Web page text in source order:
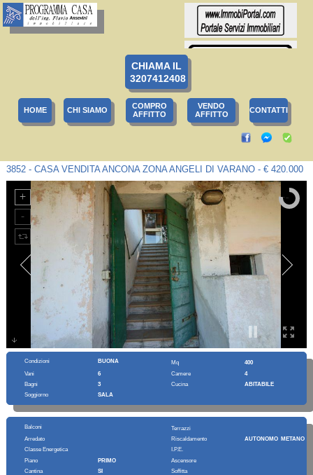
CHIAMA IL
3207412408
HOME CHI SIAMO
COMPRO
AFFITTO
VENDO
AFFITTO
CONTATTI
3852 - CASA VENDITA ANCONA ZONA ANGELI DI VARANO - € 420.000
Condizioni BUONA Mq
400
Vani
6 Camere
4
Bagni
3 Cucina
ABITABILE
Soggiorno
SALA
Balconi
Terrazzi
Arredato
Riscaldamento
AUTONOMO METANO
Classe Energetica
I.P.E.
Piano
PRIMO
Ascensore
Cantina
SI
Soffitta